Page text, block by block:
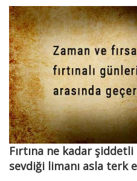
Fırtına ne kadar
sevdiği limanı asla terk